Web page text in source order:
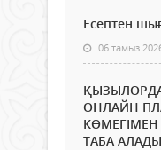
Есептен
06 тамыз
ОНЛАЙН
ТАБА АЛАДЫ